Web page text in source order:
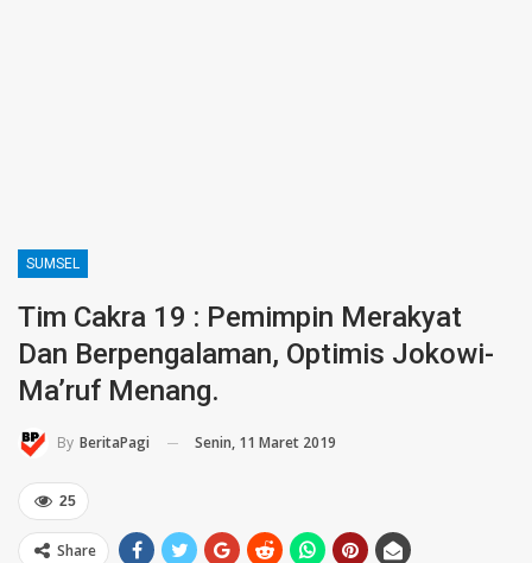
SUMSEL
Tim Cakra 19 : Pemimpin Merakyat
Dan Berpengalaman, Optimis Jokowi-
Ma’ruf Menang.
By BeritaPagi Senin, 11 Maret 2019
25
Share